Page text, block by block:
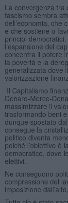
La convergenza tra
fascismo sembra
dell’economia, che
e che sostiene o
principi
l’espansione del
concentra il potere
la povertà e la
generalizzata dove
valorizzazione
Il Capitalismo
Denaro-Merce-
massimizzare il
trasformando beni
dunque spostato
consegue la
politico diventa
poiché l’obiettivo è
democratico, dove
elettivi.
Ne conseguono
compressione del
imposizione